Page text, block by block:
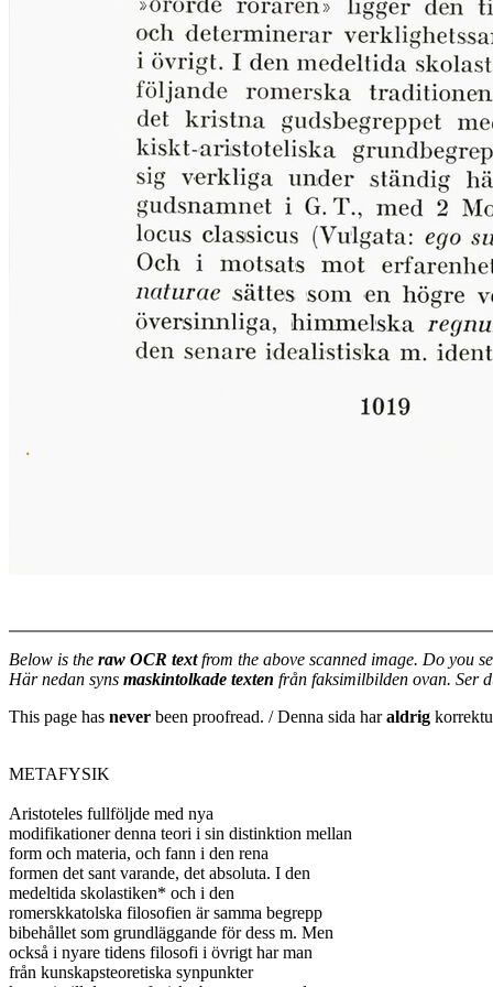
Below is the raw OCR textfrom the above scanned image. Do you
Här nedan syns maskintolkade texten från faksimilbilden ovan. Ser
This page has never been proofread. / Denna sida haraldrig
METAFYSIK
Aristoteles fullföljde med nya
modifikationer denna teori i sin distinktion mellan
form och materia, och fann i den rena
formen det sant varande, det absoluta. I den
medeltida skolastiken* och i den
romerskkatolska filosofien är samma begrepp
bibehållet som grundläggande för dess m. Men
också i nyare tidens filosofi i övrigt har man
från kunskapsteoretiska synpunkter